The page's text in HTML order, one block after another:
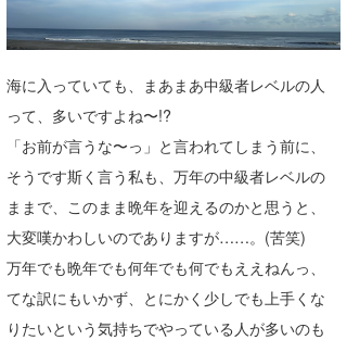
海に入っていても、まあまあ中級者レベルの人
って、多いですよね〜!?
「お前が言うな〜っ」と言われてしまう前に、
そうです斯く言う私も、万年の中級者レベルの
ままで、このまま晩年を迎えるのかと思うと、
大変嘆かわしいのでありますが……。(苦笑)
万年でも晩年でも何年でも何でもええねんっ、
てな訳にもいかず、とにかく少しでも上手くな
りたいという気持ちでやっている人が多いのも
大阪
四国
沖縄
サーファーズ
ライター/寄稿メディア
Core Surf Japan